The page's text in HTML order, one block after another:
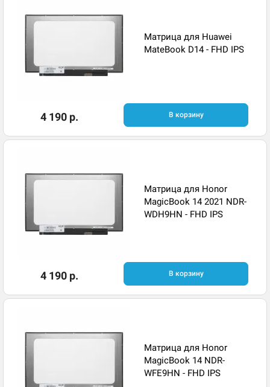
Матрица для Huawei
MateBook D14 - FHD IPS
4 190 р. В корзину
Матрица для Honor
MagicBook 14 2021 NDR-
WDH9HN - FHD IPS
4 190 р. В корзину
Матрица для Honor
MagicBook 14 NDR-
WFE9HN - FHD IPS